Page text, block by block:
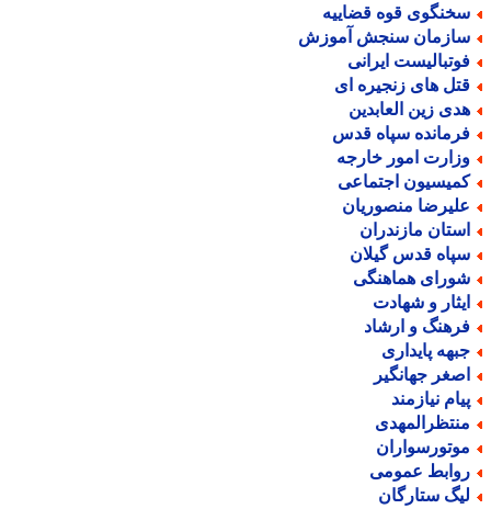
قوه قضاییه
سنجش آموزش
ایرانی
های زنجیره ای
زین العابدین
سپاه قدس
امور خارجه
اجتماعی
منصوریان
مازندران
قدس گیلان
هماهنگی
و شهادت
و ارشاد
پایداری
جهانگیر
نیازمند
عمومی
ستارگان